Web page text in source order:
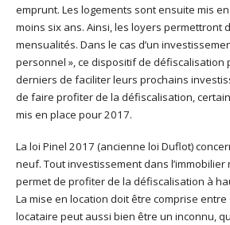
emprunt. Les logements sont ensuite mis
moins six ans. Ainsi, les loyers permettront
mensualités. Dans le cas d’un
personnel », ce dispositif de défiscalisation
derniers de faciliter leurs prochains
de faire profiter de la défiscalisation,
mis en place pour 2017.
La loi Pinel 2017 (ancienne loi Duflot)
neuf. Tout investissement dans
permet de profiter de la défiscalisation à
La mise en location doit être comprise entre
locataire peut aussi bien être un inconnu,